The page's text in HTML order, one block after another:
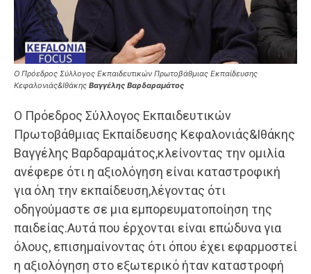
Ο Πρόεδρος Σύλλογος Εκπαιδευτικών Πρωτοβάθμιας Εκπαίδευσης
Κεφαλονιάς&Ιθάκης Βαγγέλης Βαρδαραμάτος
Ο Πρόεδρος Σύλλογος Εκπαιδευτικών
Πρωτοβάθμιας Εκπαίδευσης Κεφαλονιάς&Ιθάκης
Βαγγέλης Βαρδαραμάτος,κλείνοντας την ομιλία
ανέφερε ότι η αξιολόγηση είναι καταστροφική
για όλη την εκπαίδευση,λέγοντας ότι
οδηγούμαστε σε μια εμπορευματοποίηση της
παιδείας.Αυτά που έρχονται είναι επώδυνα για
όλους, επισημαίνοντας ότι όπου έχει εφαρμοστεί
η αξιολόγηση στο εξωτερικό ήταν καταστροφή